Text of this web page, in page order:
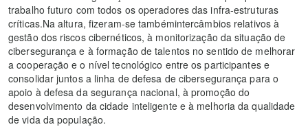
trabalho futuro com todos os operadores das infra-estruturas
críticas.Na altura, fizeram-se tambémintercâmbios relativos à
gestão dos riscos cibernéticos, à monitorização da situação de
cibersegurança e à formação de talentos no sentido de melhorar
a cooperação e o nível tecnológico entre os participantes e
consolidar juntos a linha de defesa de cibersegurança para o
apoio à defesa da segurança nacional, à promoção do
desenvolvimento da cidade inteligente e à melhoria da qualidade
de vida da população.